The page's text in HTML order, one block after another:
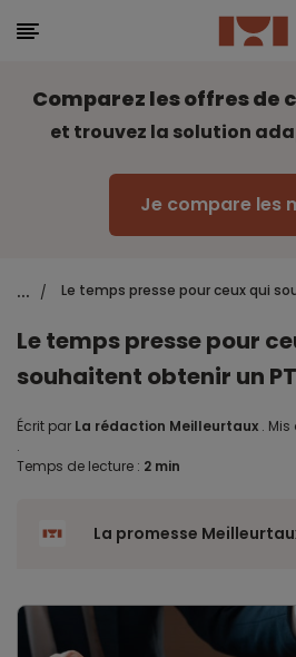
Comparez les offres
et trouvez la solution
Je compare les
... / Le temps presse pour ceux qui
Le temps presse pour
souhaitent obtenir un
Écrit par La rédaction Meilleurtaux . Mis
.
Temps de lecture : 2 min
La promesse